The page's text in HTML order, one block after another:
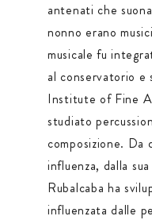
antenati che
nonno erano
musicale fu
al conservatorio e
Institute of Fine
studiato
composizione. Da
influenza, dalla
Rubalcaba ha
influenzata dalle